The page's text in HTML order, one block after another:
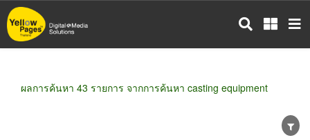
ข้าม
ไป
ผลการค้นหา 43 รายการ จากการค้นหา casting equipment